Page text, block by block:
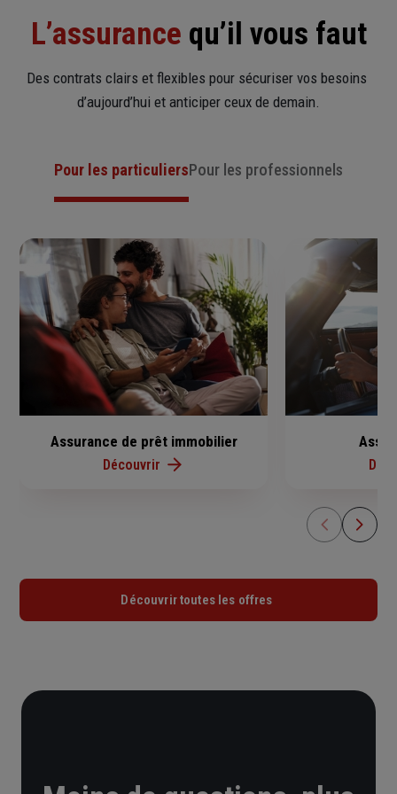
Assurez l'avenir de votre famille et de votre activité
L’assurance qu’il vous faut
Des contrats clairs et flexibles pour sécuriser vos besoins
d’aujourd’hui et anticiper ceux de demain.
Pour les particuliersPour les professionnels
Assurance de prêt immobilier
Découvrir
Découvrir toutes les offres